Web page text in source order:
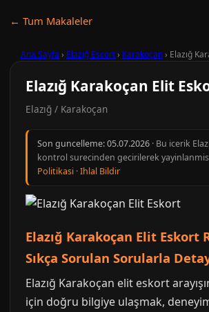
← Tum Makaleler
Ana Sayfa › Elazığ Escort› Karakoçan› Elazığ
Elazığ Karakoçan Elit
Elazığ / Karakoçan
Son guncelleme:05.07.2026 · Bu icerik
kontrol surecinden gecirilerek
Politikasi ·Ihlal Bildir
Elazığ Karakoçan Elit Eskort
Sıkça Sorulan Sorularla
Elazığ Karakoçan elit eskort
için doğru bilgiye ulaşmak,